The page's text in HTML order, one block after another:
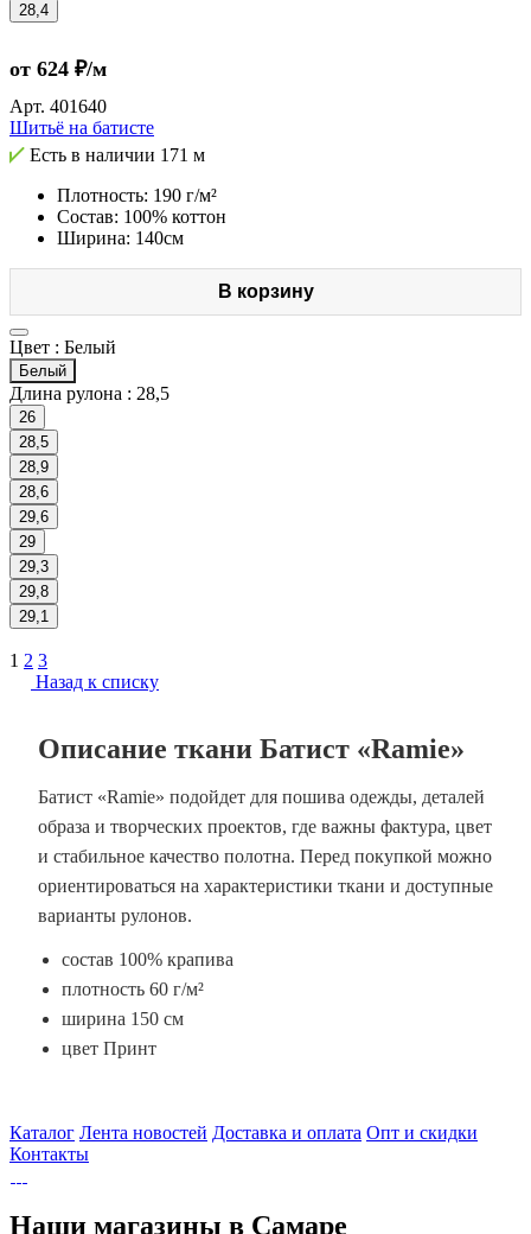
28,4
от 624 ₽/м
Арт. 401640
Шитьё на батисте
Есть в наличии 171 м
Плотность: 190 г/м²
Состав: 100% коттон
Ширина: 140см
В корзину
Цвет : Белый
Белый
Длина рулона : 28,5
26
28,5
28,9
28,6
29,6
29
29,3
29,8
29,1
1 2 3
Назад к списку
Описание ткани Батист «Ramie»
Батист «Ramie» подойдет для пошива одежды, деталей
образа и творческих проектов, где важны фактура, цвет
и стабильное качество полотна. Перед покупкой можно
ориентироваться на характеристики ткани и доступные
варианты рулонов.
состав 100% крапива
плотность 60 г/м²
ширина 150 см
цвет Принт
Каталог Лента новостей Доставка и оплата Опт и скидки
Контакты
Наши магазины в Самаре